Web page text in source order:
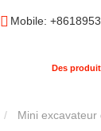
Des
Mobile:
Mini excavateur